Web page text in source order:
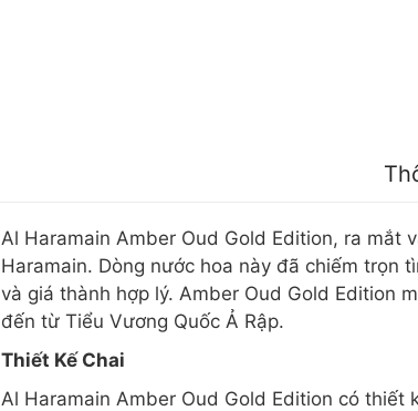
Al Haramain Amber Oud Gold Edition, ra mắt
Haramain. Dòng nước hoa này đã chiếm trọn
và giá thành hợp lý. Amber Oud Gold Edition
đến từ Tiểu Vương Quốc Ả Rập.
Thiết Kế Chai
Al Haramain Amber Oud Gold Edition có